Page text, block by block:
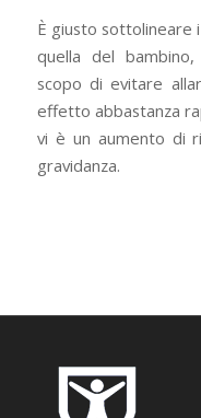
È giusto sottolineare
quella del
scopo di evitare
effetto abbastanza
vi è un aumento di
gravidanza.